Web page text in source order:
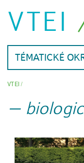
VTEI
TÉMATICKÉ
VTEI/